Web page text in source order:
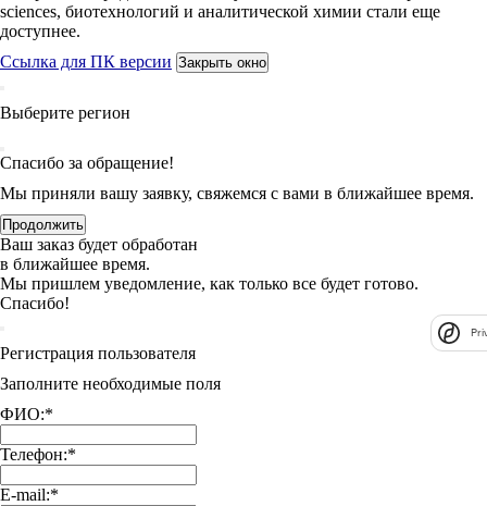
sciences, биотехнологий и аналитической химии стали еще
доступнее.
Ссылка для ПК версии Закрыть окно
Выберите регион
Спасибо за обращение!
Мы приняли вашу заявку, свяжемся с вами в ближайшее время.
Продолжить
Ваш заказ будет обработан
в ближайшее время.
Мы пришлем уведомление, как только все будет готово.
Спасибо!
Регистрация пользователя
Заполните необходимые поля
ФИО:*
Телефон:*
E-mail:*